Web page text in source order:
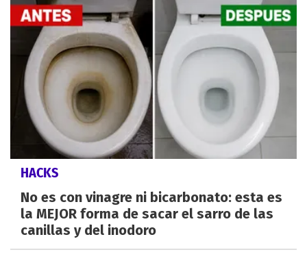
HACKS
No es con vinagre ni bicarbonato: esta es
la MEJOR forma de sacar el sarro de las
canillas y del inodoro